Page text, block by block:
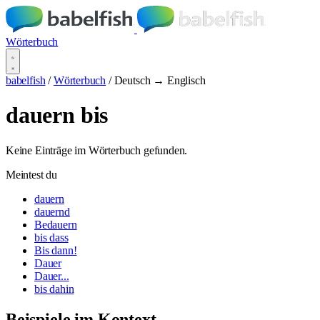
Wörterbuch
babelfish / Wörterbuch / Deutsch → Englisch
dauern bis
Keine Einträge im Wörterbuch gefunden.
Meintest du
dauern
dauernd
Bedauern
bis dass
Bis dann!
Dauer
Dauer...
bis dahin